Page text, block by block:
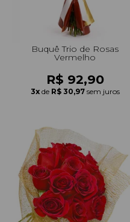
Buquê Trio de Rosas
Vermelho
R$ 92,90
3x de R$ 30,97 sem juros